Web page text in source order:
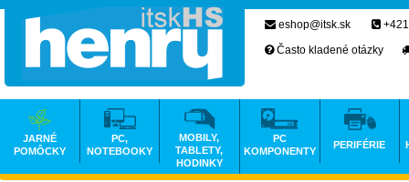
eshop@itsk.sk
Často kladené otázky
JARNÉ
POMÔCKY
PC,
NOTEBOOKY
MOBILY,
TABLETY,
HODINKY
PC
KOMPONENTY
PERIFÉRIE